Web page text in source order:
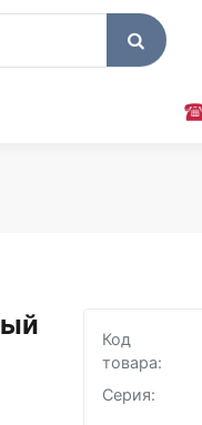
персональных данных
Войти
Забыли пароль?
Код
товара:
Серия: